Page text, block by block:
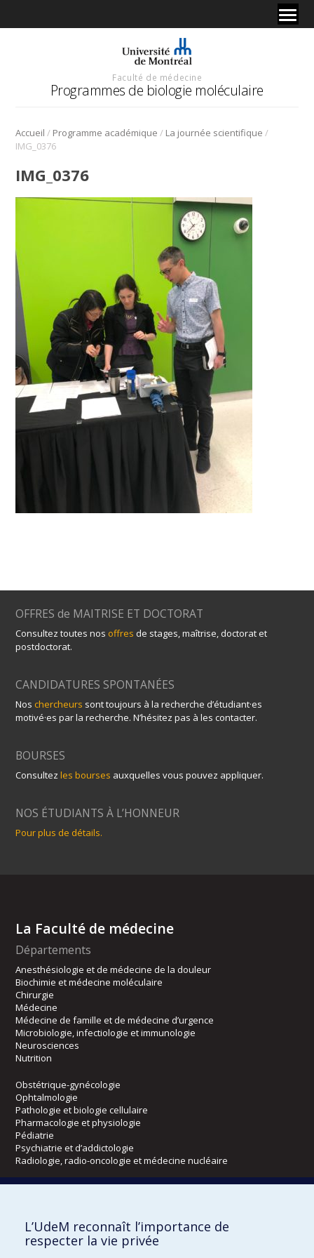
Faculté de médecine
Programmes de biologie moléculaire
Accueil / Programme académique / La journée scientifique /
IMG_0376
IMG_0376
OFFRES de MAITRISE ET DOCTORAT
Consultez toutes nos offres de stages, maîtrise, doctorat et
postdoctorat.
CANDIDATURES SPONTANÉES
Noschercheurs sont toujours à la recherche d’étudiant·es
motivé·es par la recherche. N’hésitez pas à les contacter.
BOURSES
Consultezles bourses auxquelles vous pouvez appliquer.
NOS ÉTUDIANTS À L’HONNEUR
Pour plus de détails.
La Faculté de médecine
Départements
Anesthésiologie et de médecine de la douleur
Biochimie et médecine moléculaire
Chirurgie
Médecine
Médecine de famille et de médecine d’urgence
Microbiologie, infectiologie et immunologie
Neurosciences
Nutrition
Obstétrique-gynécologie
Ophtalmologie
Pathologie et biologie cellulaire
Pharmacologie et physiologie
Pédiatrie
Psychiatrie et d’addictologie
Radiologie, radio-oncologie et médecine nucléaire
Kinésiologie et des sciences de l’activité physique
Orthophonie et audiologie
L’UdeM reconnaît l’importance de
respecter la vie privée